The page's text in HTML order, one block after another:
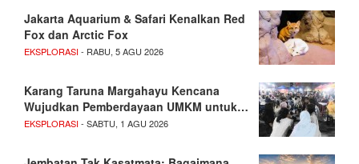
Jakarta Aquarium & Safari Kenalkan Red
Fox dan Arctic Fox
EKSPLORASI- RABU, 5 AGU 2026
Karang Taruna Margahayu Kencana
Wujudkan Pemberdayaan UMKM untuk…
EKSPLORASI- SABTU, 1 AGU 2026